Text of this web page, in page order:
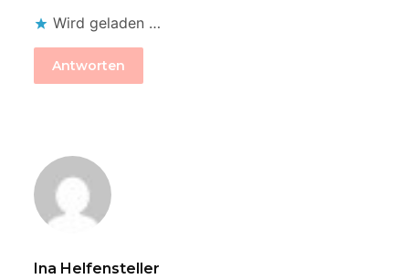
Wird geladen …
Antworten
Ina Helfensteller